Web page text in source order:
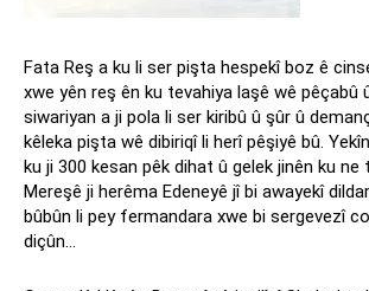
Fata Reş a ku li ser pişta hespekî boz ê
xwe yên reş ên ku tevahiya laşê wê pêçabû
siwariyan a ji pola li ser kiribû û şûr û
kêleka pişta wê dibiriqî li herî pêşiyê bû.
ku ji 300 kesan pêk dihat û gelek jinên ku ne
Mereşê ji herêma Edeneyê jî bi awayekî
bûbûn li pey fermandara xwe bi sergevezî
diçûn…